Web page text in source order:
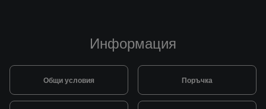
Информация
Общи условия Поръчка